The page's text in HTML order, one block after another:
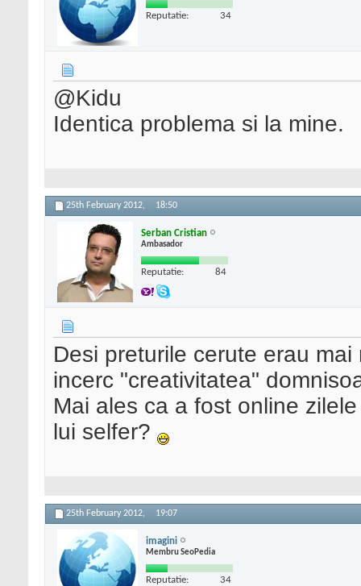
Reputatie: 34
@Kidu
Identica problema si la mine.
25th February 2012, 18:50
Serban Cristian
Ambasador
Reputatie: 84
Desi preturile cerute erau
incerc "creativitatea"
Mai ales ca a fost online
lui selfer?
25th February 2012, 19:07
imagini
Membru SeoPedia
Reputatie: 34